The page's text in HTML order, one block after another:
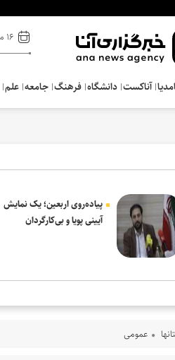
۱۶ مرداد ۱۴۰۵
آناکست دانشگاه فرهنگ‌ جامعه علم
پیاده‌روی اربعین؛ یک نمایش
آیینی پویا و بی‌کارگردان
عمومی